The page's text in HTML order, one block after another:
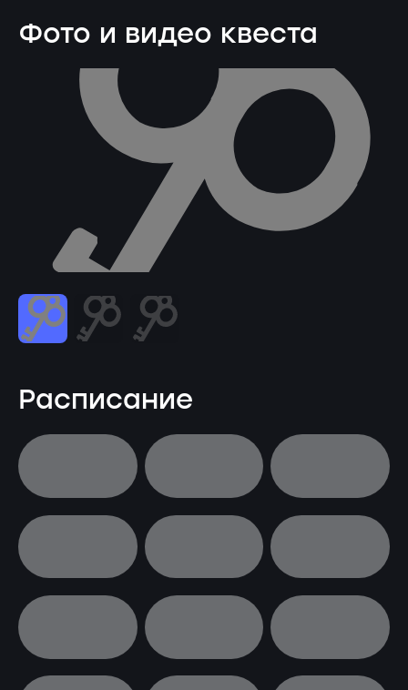
Фото и видео квеста
Расписание